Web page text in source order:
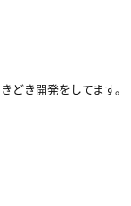
き開発をしてます。